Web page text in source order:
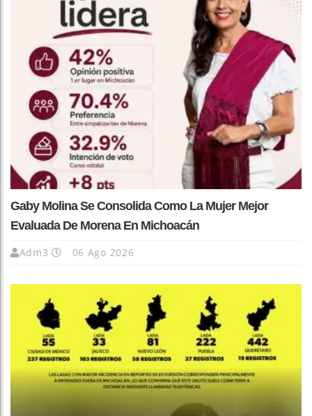
Gaby Molina Se Consolida Como La Mujer Mejor
Evaluada De Morena En Michoacán
Adm3 06 Ago 2026